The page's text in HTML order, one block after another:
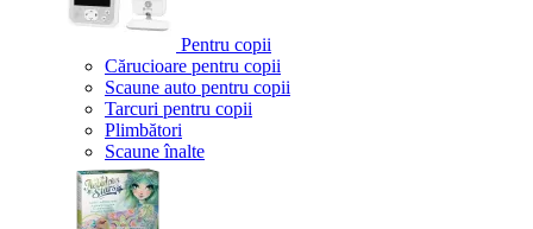
Pentru copii
Cărucioare pentru copii
Scaune auto pentru copii
Tarcuri pentru copii
Plimbători
Scaune înalte